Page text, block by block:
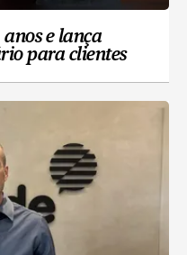
e lança
para clientes